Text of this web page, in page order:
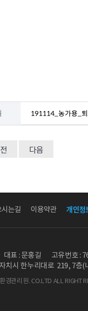
191114_농가용_
다음
는길 이용약관 개인정
대표 : 문홍길
고유번호 :
치시 한누리대로 219, 7층(
경관리원. CO.LTD ALL RIGHT